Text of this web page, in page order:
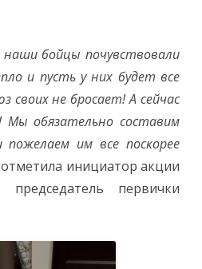
бойцы почувствовали
и пусть у них будет все
своих не бросает! А сейчас
обязательно составим
им все поскорее
инициатор акции
председатель первички